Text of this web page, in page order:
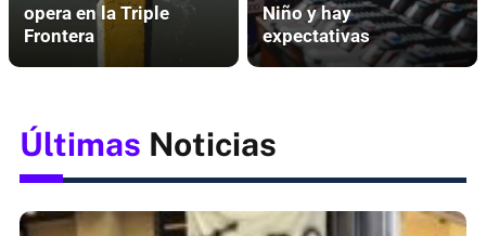
opera en la Triple
Frontera
Niño y hay
expectativas
Últimas Noticias